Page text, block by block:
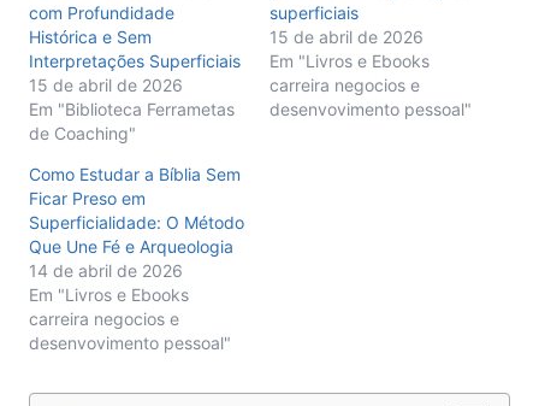
com Profundidade
Histórica e Sem
Interpretações Superficiais
15 de abril de 2026
Em "Biblioteca Ferrametas
de Coaching"
superficiais
15 de abril de 2026
Em "Livros e Ebooks
carreira negocios e
desenvovimento pessoal"
Como Estudar a Bíblia Sem
Ficar Preso em
Superficialidade: O Método
Que Une Fé e Arqueologia
14 de abril de 2026
Em "Livros e Ebooks
carreira negocios e
desenvovimento pessoal"